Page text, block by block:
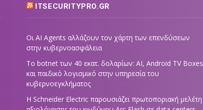
ITSECURITYPRO.GR
Οι AI Agents αλλάζουν τον χάρτη των επενδύσεων
στην κυβερνοασφάλεια
Το botnet των 40 εκατ. δολαρίων: AI, Android TV Boxes
και παιδικό λογισμικό στην υπηρεσία του
κυβερνοεγκλήματος
Η Schneider Electric παρουσιάζει πρωτοποριακή μελέτη